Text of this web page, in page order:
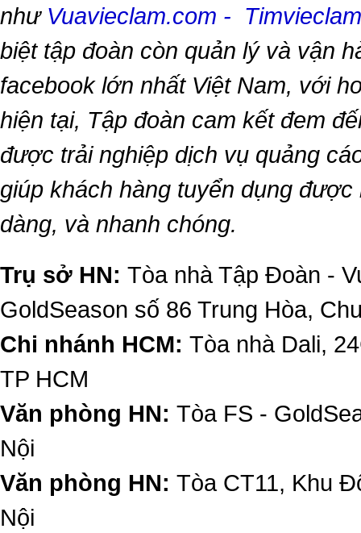
như Vuavieclam.com -
biệt tập đoàn còn quản lý và vận
facebook lớn nhất Việt Nam, với
hiện tại, Tập đoàn cam kết đem
được trải nghiệp dịch vụ quảng
giúp khách hàng tuyển dụng
dàng, và nhanh chóng.
Trụ sở HN: Tòa nhà Tập Đoàn -
GoldSeason số 86 Trung Hòa,
Chi nhánh HCM: Tòa nhà Dali,
TP HCM
Văn phòng HN: Tòa FS -
Nội
Văn phòng HN: Tòa CT11, Khu
Nội